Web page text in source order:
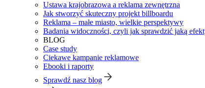
Ustawa krajobrazowa a reklama zewnętrzna
Jak stworzyć skuteczny projekt billboardu
Reklama – małe miasto, wielkie perspektywy
Badania widoczności, czyli jak sprawdzić jaką
BLOG
Case study
Ciekawe kampanie reklamowe
Ebooki i raporty
Sprawdź nasz blog